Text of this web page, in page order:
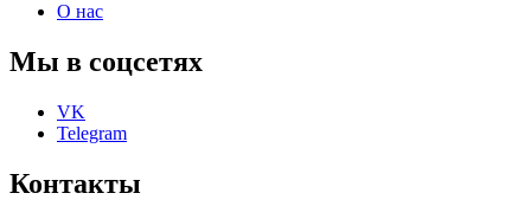
О нас
Мы в соцсетях
VK
Telegram
Контакты